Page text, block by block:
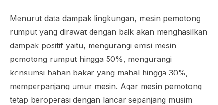
Menurut data dampak lingkungan, mesin pemotong
rumput yang dirawat dengan baik akan menghasilkan
dampak positif yaitu, mengurangi emisi mesin
pemotong rumput hingga 50%, mengurangi
konsumsi bahan bakar yang mahal hingga 30%,
memperpanjang umur mesin. Agar mesin pemotong
tetap beroperasi dengan lancar sepanjang musim